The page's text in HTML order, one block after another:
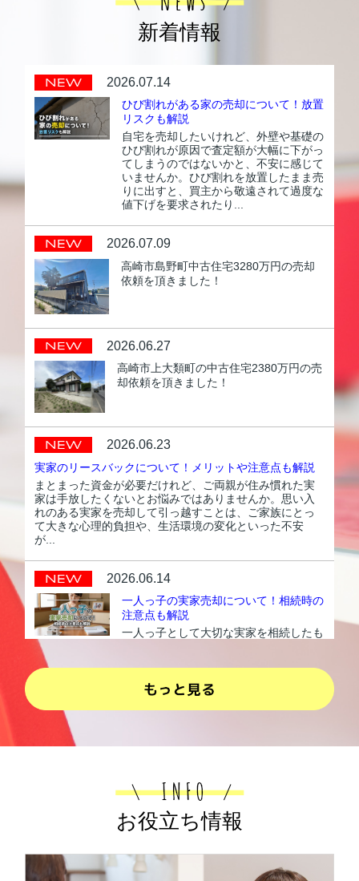
新着情報
2026.07.14
ひび割れがある家の売却について！放置
リスクも解説
自宅を売却したいけれど、外壁や基礎の
ひび割れが原因で査定額が大幅に下がっ
てしまうのではないかと、不安に感じて
いませんか。ひび割れを放置したまま売
りに出すと、買主から敬遠されて過度な
値下げを要求されたり...
2026.07.09
高崎市島野町中古住宅3280万円の売却
依頼を頂きました！
2026.06.27
高崎市上大類町の中古住宅2380万円の売
却依頼を頂きました！
2026.06.23
実家のリースバックについて！メリットや注意点も解説
まとまった資金が必要だけれど、ご両親が住み慣れた実
家は手放したくないとお悩みではありませんか。思い入
れのある実家を売却して引っ越すことは、ご家族にとっ
て大きな心理的負担や、生活環境の変化といった不安
が...
2026.06.14
一人っ子の実家売却について！相続時の
注意点も解説
一人っ子として大切な実家を相続したも
お悩みではありませんか。誰も住まない
空き家のまま放置してしまうと、固定資
産税や修繕費といった...
空き家を売却したいものの、どこへ相談
すればよいのかわからず、手続きの進め
方に迷っている方は多いのではないでし
ょうか。相談先を十分に見極めないまま
記、税金の確認が後回...
お役立ち情報